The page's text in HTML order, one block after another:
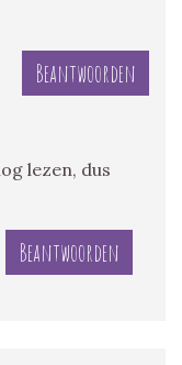
Beantwoorden
lezen, dus
Beantwoorden